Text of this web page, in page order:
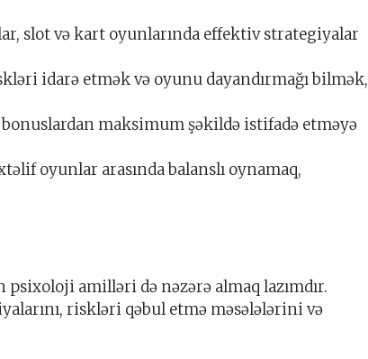
slot və kart oyunlarında effektiv strategiyalar
idarə etmək və oyunu dayandırmağı bilmək,
maksimum şəkildə istifadə etməyə
oyunlar arasında balanslı oynamaq,
amilləri də nəzərə almaq lazımdır.
riskləri qəbul etmə məsələlərini və